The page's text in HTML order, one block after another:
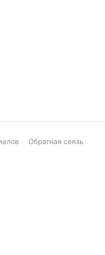
Обратная связь